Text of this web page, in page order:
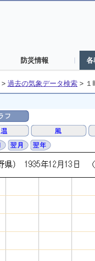
防災情報 各
> 過去の気象データ検索 > １